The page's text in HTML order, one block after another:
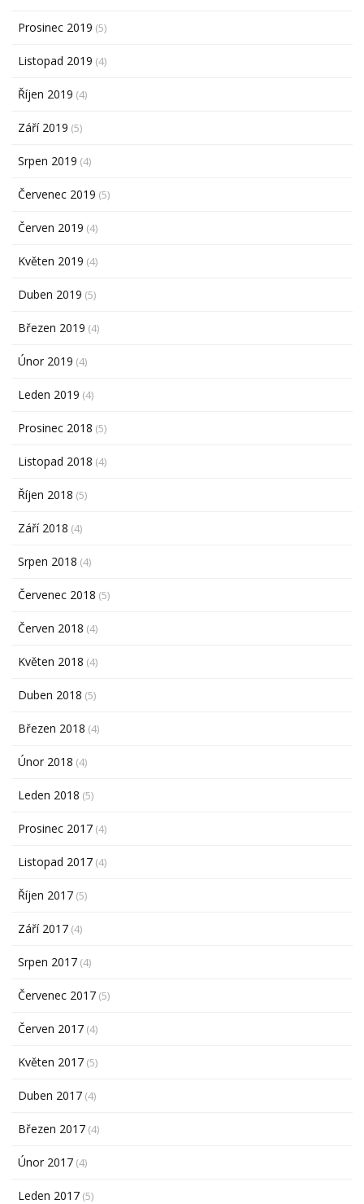
Prosinec 2019 (5)
Listopad 2019 (4)
Říjen 2019 (4)
Září 2019 (5)
Srpen 2019 (4)
Červenec 2019 (5)
Červen 2019 (4)
Květen 2019 (4)
Duben 2019 (5)
Březen 2019 (4)
Únor 2019 (4)
Leden 2019 (4)
Prosinec 2018 (5)
Listopad 2018 (4)
Říjen 2018 (5)
Září 2018 (4)
Srpen 2018 (4)
Červenec 2018 (5)
Červen 2018 (4)
Květen 2018 (4)
Duben 2018 (5)
Březen 2018 (4)
Únor 2018 (4)
Leden 2018 (5)
Prosinec 2017 (4)
Listopad 2017 (4)
Říjen 2017 (5)
Září 2017 (4)
Srpen 2017 (4)
Červenec 2017 (5)
Červen 2017 (4)
Květen 2017 (5)
Duben 2017 (4)
Březen 2017 (4)
Únor 2017 (4)
Leden 2017 (5)